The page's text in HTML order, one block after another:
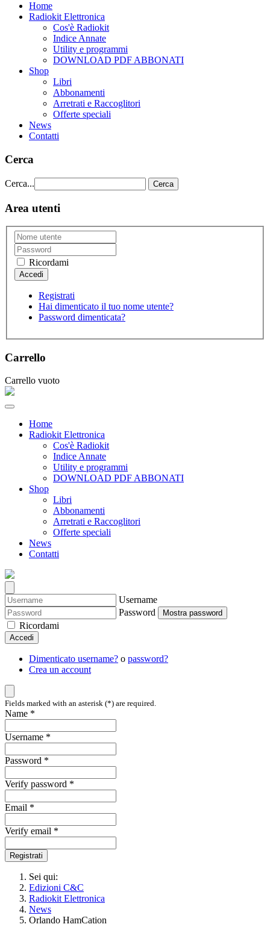
Home
Radiokit Elettronica
Cos'è Radiokit
Indice Annate
Utility e programmi
DOWNLOAD PDF ABBONATI
Shop
Libri
Abbonamenti
Arretrati e Raccoglitori
Offerte speciali
News
Contatti
Cerca
Cerca... Cerca
Area utenti
Ricordami
Registrati
Hai dimenticato il tuo nome utente?
Password dimenticata?
Carrello
Carrello vuoto
Home
Radiokit Elettronica
Cos'è Radiokit
Indice Annate
Utility e programmi
DOWNLOAD PDF ABBONATI
Shop
Libri
Abbonamenti
Arretrati e Raccoglitori
Offerte speciali
News
Contatti
Username
Password
Mostra password
Ricordami
Accedi
Dimenticato username? o password?
Crea un account
Fields marked with an asterisk (*) are required.
Name *
Username *
Password *
Verify password *
Email *
Verify email *
Registrati
Sei qui:
Edizioni C&C
Radiokit Elettronica
News
Orlando HamCation